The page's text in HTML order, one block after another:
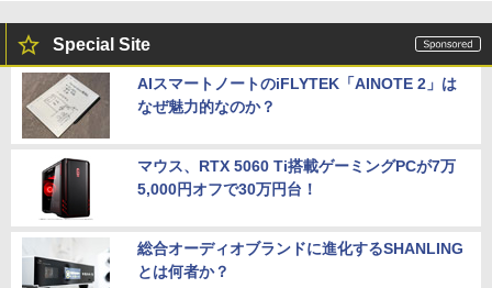
Special Site
AIスマートノートのiFLYTEK「AINOTE 2」は
なぜ魅力的なのか？
マウス、RTX 5060 Ti搭載ゲーミングPCが7万
5,000円オフで30万円台！
総合オーディオブランドに進化するSHANLING
とは何者か？